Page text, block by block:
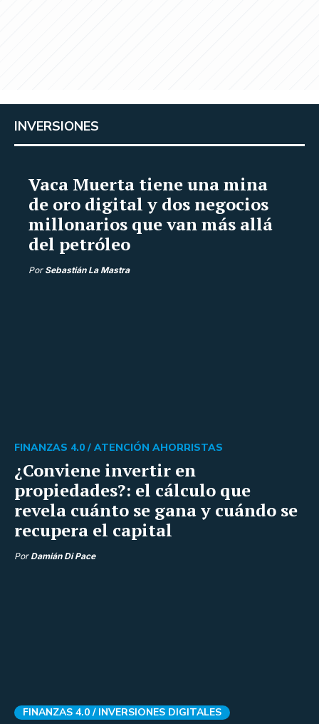
INVERSIONES
Vaca Muerta tiene una mina
de oro digital y dos negocios
millonarios que van más allá
del petróleo
Por Sebastián La Mastra
¿Conviene invertir en
propiedades?: el cálculo que
revela cuánto se gana y cuándo se
recupera el capital
FINANZAS 4.0 / ATENCIÓN AHORRISTAS
Por Damián Di Pace
FINANZAS 4.0 / INVERSIONES DIGITALES